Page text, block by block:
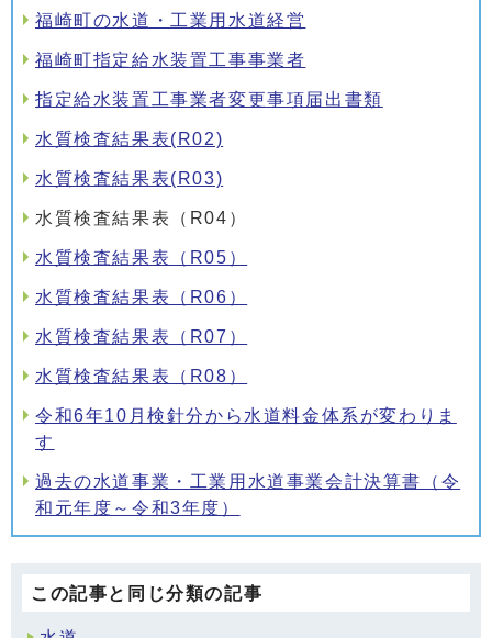
福崎町の水道・工業用水道経営
福崎町指定給水装置工事事業者
指定給水装置工事業者変更事項届出書類
水質検査結果表(R02)
水質検査結果表(R03)
水質検査結果表（R04）
水質検査結果表（R05）
水質検査結果表（R06）
水質検査結果表（R07）
水質検査結果表（R08）
令和6年10月検針分から水道料金体系が変わりま
す
過去の水道事業・工業用水道事業会計決算書（令
和元年度～令和3年度）
この記事と同じ分類の記事